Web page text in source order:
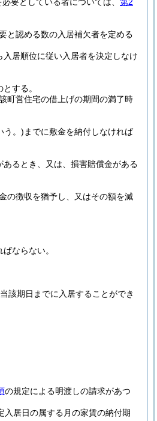
と認める数の入居補欠者を定める
居順位に従い入居者を決定しなけ
する。
町営住宅の借上げの期間の満了時
う。) までに敷金を納付しなければ
るとき、又は、損害賠償金がある
の徴収を猶予し、又はその額を減
ならない。
該期日までに入居することができ
の規定による明渡しの請求があつ
入居日の属する月の家賃の納付期